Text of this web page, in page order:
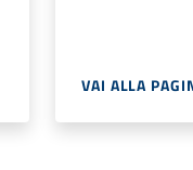
VAI ALLA